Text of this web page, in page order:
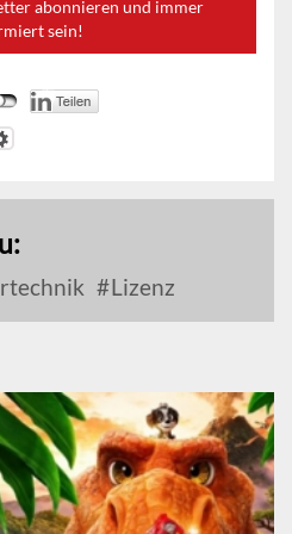
abonnieren und immer
sein!
Lizenz